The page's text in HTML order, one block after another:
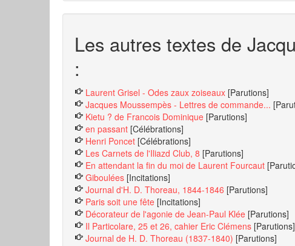
Les autres textes de
:
Laurent Grisel - Odes zaux zoiseaux [Parutions]
Jacques Moussempès - Lettres de commande...
Kietu ? de Francois Dominique [Parutions]
en passant [Célébrations]
Henri Poncet [Célébrations]
Les Carnets de l'Iliazd Club, 8 [Parutions]
En attendant la fin du moi de Laurent Fourcaut
Giboulées [Incitations]
Journal d'H. D. Thoreau, 1844-1846 [Parutions]
Paris soit une fête [Incitations]
Décorateur de l'agonie de Jean-Paul Klée [Parutions]
Il Particolare, 25 et 26, cahier Eric Clémens [Parutions]
Journal de H. D. Thoreau (1837-1840) [Parutions]